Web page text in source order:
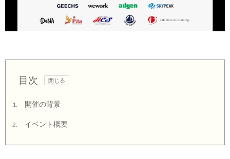
目次
1. 開催の背景
2. イベント概要